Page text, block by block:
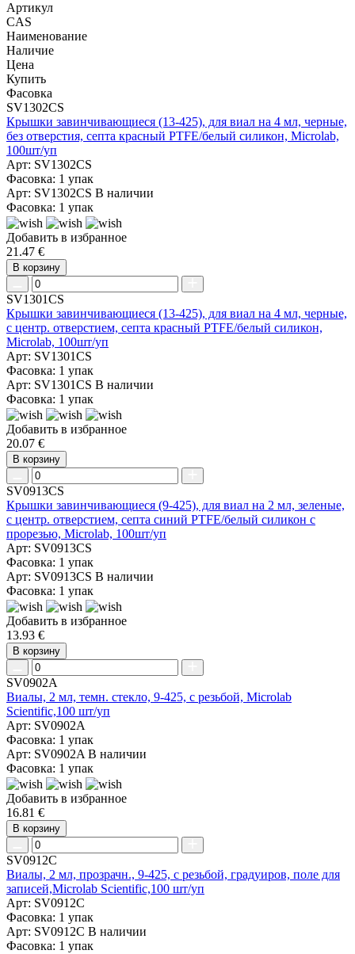
Артикул
CAS
Наименование
Наличие
Цена
Купить
Фасовка
SV1302CS
Крышки завинчивающиеся (13-425), для виал на 4 мл, черные,
без отверстия, септа красный PTFE/белый силикон, Microlab,
100шт/уп
Арт: SV1302CS
Фасовка: 1 упак
Арт: SV1302CS В наличии
Фасовка: 1 упак
Добавить в избранное
21.47 €
В корзину
SV1301CS
Крышки завинчивающиеся (13-425), для виал на 4 мл, черные,
с центр. отверстием, септа красный PTFE/белый силикон,
Microlab, 100шт/уп
Арт: SV1301CS
Фасовка: 1 упак
Арт: SV1301CS В наличии
Фасовка: 1 упак
Добавить в избранное
20.07 €
В корзину
SV0913CS
Крышки завинчивающиеся (9-425), для виал на 2 мл, зеленые,
с центр. отверстием, септа синий PTFE/белый силикон с
прорезью, Microlab, 100шт/уп
Арт: SV0913CS
Фасовка: 1 упак
Арт: SV0913CS В наличии
Фасовка: 1 упак
Добавить в избранное
13.93 €
В корзину
SV0902A
Виалы, 2 мл, темн. стекло, 9-425, с резьбой, Microlab
Scientific,100 шт/уп
Арт: SV0902A
Фасовка: 1 упак
Арт: SV0902A В наличии
Фасовка: 1 упак
Добавить в избранное
16.81 €
В корзину
SV0912C
Виалы, 2 мл, прозрачн., 9-425, с резьбой, градуиров, поле для
записей,Microlab Scientific,100 шт/уп
Арт: SV0912C
Фасовка: 1 упак
Арт: SV0912C В наличии
Фасовка: 1 упак